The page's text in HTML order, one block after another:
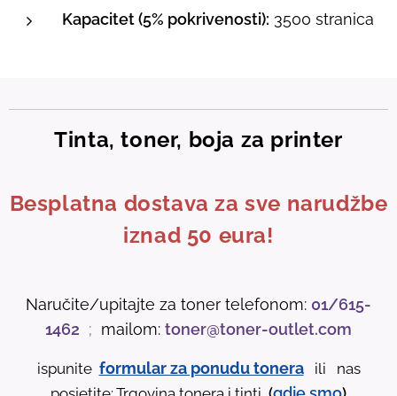
Kapacitet (5% pokrivenosti): 3500 stranica
Tinta, toner, boja za printer
Besplatna dostava za sve narudžbe
iznad 50 eura!
Naručite/upitajte za toner telefonom: 01/615-
1462 ; mailom: toner@toner-outlet.com
ispunite formular za ponudu tonera
ili nas